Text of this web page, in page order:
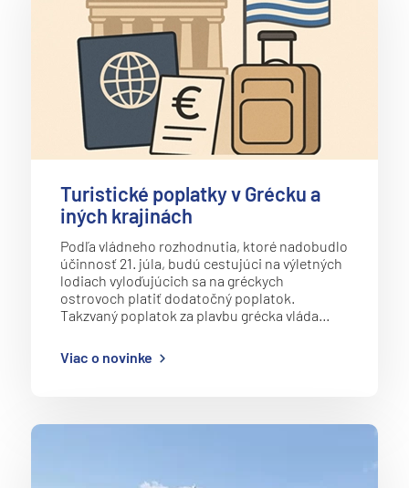
Turistické poplatky v Grécku a
iných krajinách
Podľa vládneho rozhodnutia, ktoré nadobudlo
účinnosť 21. júla, budú cestujúci na výletných
lodiach vyloďujúcich sa na gréckych
ostrovoch platiť dodatočný poplatok.
Takzvaný poplatok za plavbu grécka vláda…
Viac o novinke